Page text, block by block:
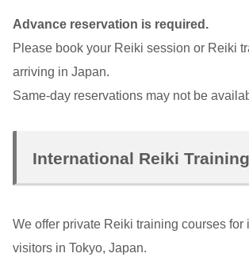
Advance reservation is required.
Please book your Reiki session or Reiki
arriving in Japan.
Same-day reservations may not be
International Reiki
We offer private Reiki training courses for
visitors in Tokyo, Japan.